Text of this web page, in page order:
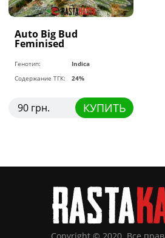
Auto Big Bud
Feminised
Генотип:
Indica
Содержание ТГК:
24%
90 грн. КУПИТЬ